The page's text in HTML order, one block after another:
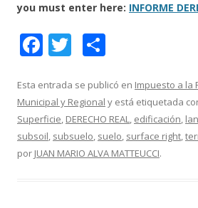
you must enter here: INFORME
F
e
b
o
o
T
itt
er
m
p
ar
ti
Esta entrada se publicó en Impuesto a la
Municipal y Regional y está etiquetada
Superficie, DERECHO REAL, edificación,
subsoil, subsuelo, suelo, surface right,
por JUAN MARIO ALVA MATTEUCCI.